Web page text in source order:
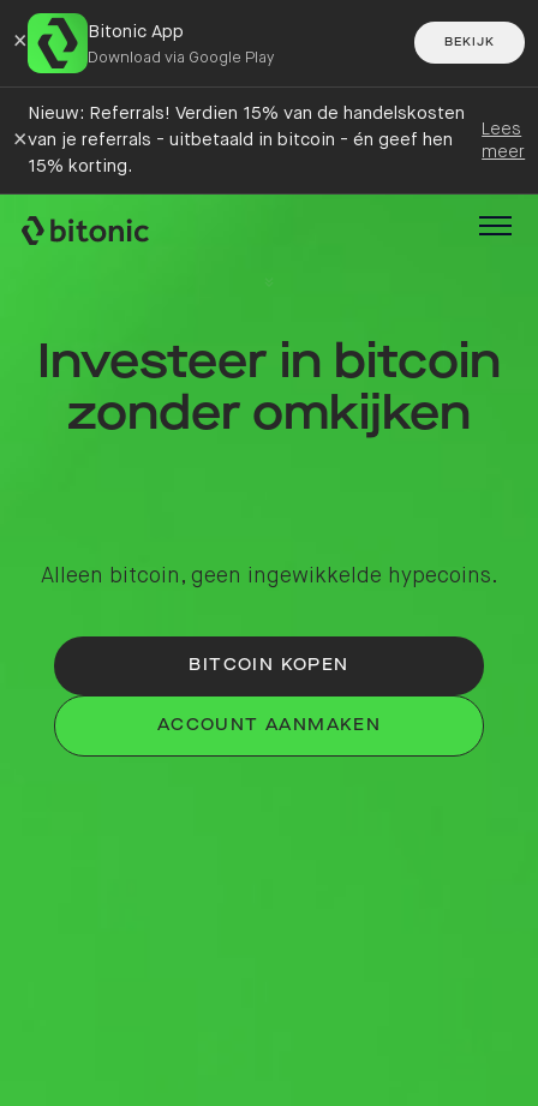
× Bitonic App
Download via Google Play
BEKIJK
×
Nieuw: Referrals! Verdien 15% van de handelskosten
van je referrals - uitbetaald in bitcoin - én geef hen
15% korting.
Lees
meer
Investeer in bitcoin
zonder omkijken
Alleen bitcoin, geen ingewikkelde hypecoins.
BITCOIN KOPEN
ACCOUNT AANMAKEN